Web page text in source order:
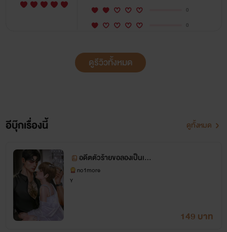
0
0
ดูรีวิวทั้งหมด
อีบุ๊กเรื่องนี้ ดูทั้งหมด
อดีตตัวร้ายขอลองเป็นเด็ก
เสี่ย
no1more
Y
149 บาท